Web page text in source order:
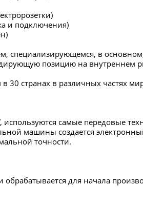
и подключения)
специализирующемся, в
позицию на внутреннем
30 странах в различных частях
самые передовые
машины создается
точности.
для начала